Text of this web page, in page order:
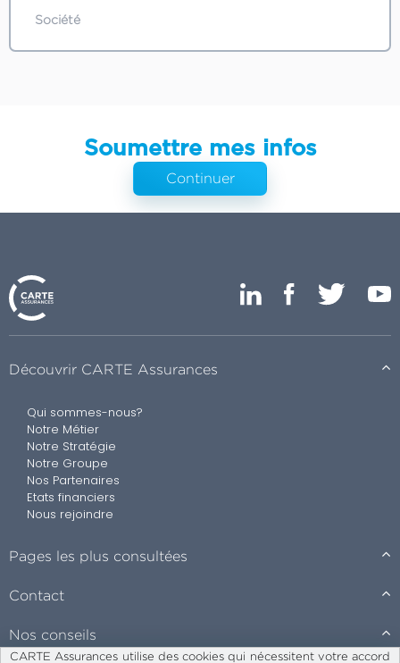
Soumettre mes infos
Continuer
Découvrir CARTE Assurances
Qui sommes-nous?
Notre Métier
Notre Stratégie
Notre Groupe
Nos Partenaires
Etats financiers
Nous rejoindre
Pages les plus consultées
Contact
Nos conseils
CARTE Assurances utilise des cookies qui nécessitent votre accord